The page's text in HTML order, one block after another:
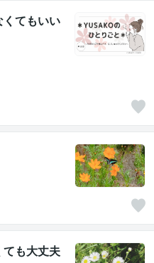
くてもいい
ても大丈夫